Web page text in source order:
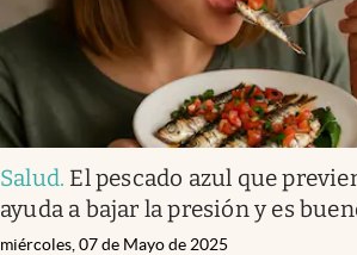
Salud. El pescado azul que
ayuda a bajar la presión y es
miércoles, 07 de Mayo de 2025